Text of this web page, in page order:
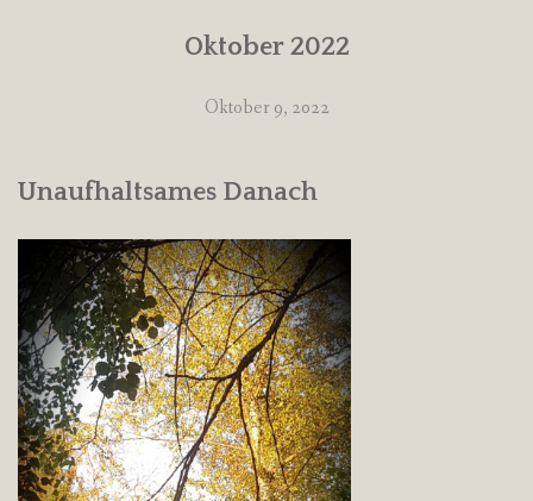
Oktober 2022
Oktober 9, 2022
Unaufhaltsames Danach